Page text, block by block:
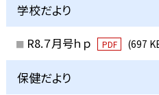
学校だより
R8.７月号ｈｐ PDF (697
保健だより